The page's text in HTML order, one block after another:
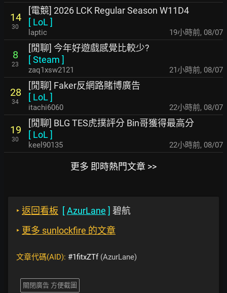
14
30
[電競] 2026 LCK Regular Season W11D4
[ LoL ]
laptic 19小時前, 08/07
8
23
[閒聊] 今年好遊戲感覺比較少?
[Steam ]
zaq1xsw2121 21小時前, 08/07
28
34
[閒聊] Faker反網路賭博廣告
[ LoL ]
itachi6060 22小時前, 08/07
19
30
[閒聊] BLG TES虎撲評分 Bin哥獲得最高分
[ LoL ]
keel90135 22小時前, 08/07
更多 即時熱門文章 >>
‣ 返回看板 [AzurLane ] 碧航
‣ 更多 sunlockfire 的文章
文章代碼(AID): #1fitxZTf(AzurLane)
關閉廣告 方便截圖